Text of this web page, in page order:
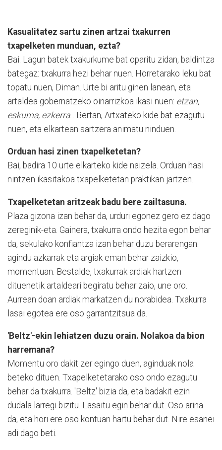
Kasualitatez sartu zinen artzai txakurren
txapelketen munduan, ezta?
Bai. Lagun batek txakurkume bat oparitu zidan, baldintza
bategaz: txakurra hezi behar nuen. Horretarako leku bat
topatu nuen, Diman. Urte bi aritu ginen lanean, eta
artaldea gobernatzeko oinarrizkoa ikasi nuen: etzan,
eskuma, ezkerra... Bertan, Artxateko kide bat ezagutu
nuen, eta elkartean sartzera animatu ninduen.
Orduan hasi zinen txapelketetan?
Bai, badira 10 urte elkarteko kide naizela. Orduan hasi
nintzen ikasitakoa txapelketetan praktikan jartzen.
Txapelketetan aritzeak badu bere zailtasuna.
Plaza gizona izan behar da, urduri egonez gero ez dago
zereginik-eta. Gainera, txakurra ondo hezita egon behar
da, sekulako konfiantza izan behar duzu berarengan:
agindu azkarrak eta argiak eman behar zaizkio,
momentuan. Bestalde, txakurrak ardiak hartzen
dituenetik artaldeari begiratu behar zaio, une oro.
Aurrean doan ardiak markatzen du norabidea. Txakurra
lasai egotea ere oso garrantzitsua da.
'Beltz'-ekin lehiatzen duzu orain. Nolakoa da bion
harremana?
Momentu oro dakit zer egingo duen, aginduak nola
beteko dituen. Txapelketetarako oso ondo ezagutu
behar da txakurra. 'Beltz' bizia da, eta badakit ezin
dudala larregi bizitu. Lasaitu egin behar dut. Oso arina
da, eta hori ere oso kontuan hartu behar dut. Nire esanei
adi dago beti.